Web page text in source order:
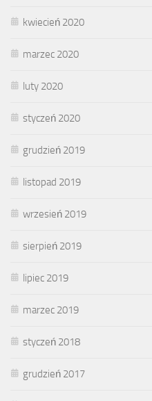
kwiecień 2020
marzec 2020
luty 2020
styczeń 2020
grudzień 2019
listopad 2019
wrzesień 2019
sierpień 2019
lipiec 2019
marzec 2019
styczeń 2018
grudzień 2017